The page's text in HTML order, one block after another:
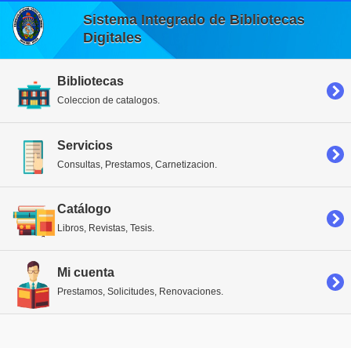
Sistema Integrado de Bibliotecas
Digitales
Bibliotecas
Coleccion de catalogos.
Servicios
Consultas, Prestamos, Carnetizacion.
Catálogo
Libros, Revistas, Tesis.
Mi cuenta
Prestamos, Solicitudes, Renovaciones.